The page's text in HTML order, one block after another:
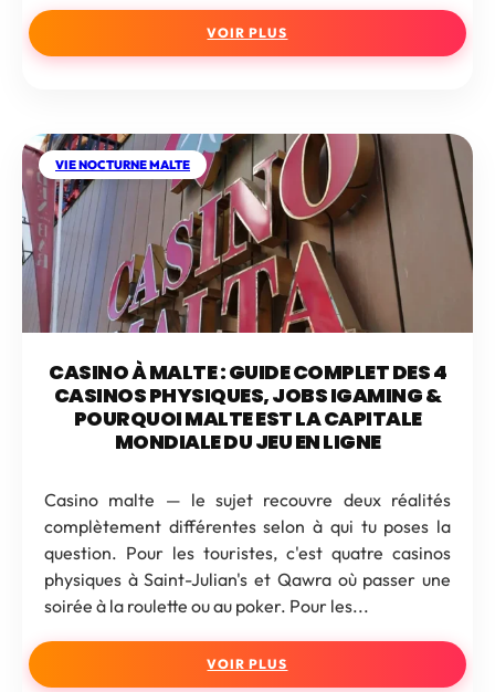
VOIR PLUS
VIE NOCTURNE MALTE
CASINO À MALTE : GUIDE COMPLET DES 4
CASINOS PHYSIQUES, JOBS IGAMING &
POURQUOI MALTE EST LA CAPITALE
MONDIALE DU JEU EN LIGNE
Casino malte — le sujet recouvre deux réalités
complètement différentes selon à qui tu poses la
question. Pour les touristes, c'est quatre casinos
physiques à Saint-Julian's et Qawra où passer une
soirée à la roulette ou au poker. Pour les...
VOIR PLUS